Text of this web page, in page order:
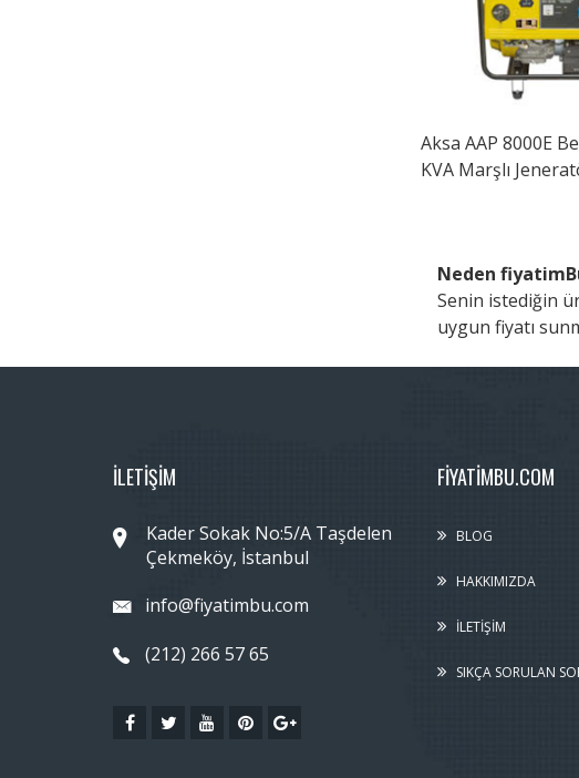
Aksa AAP 8000E
KVA Marşlı
Neden
Senin istediğin
uygun fiyatı
İLETİŞİM
Kader Sokak No:5/A Taşdelen
Çekmeköy, İstanbul
info@fiyatimbu.com
(212) 266 57 65
FIYATIMBU.COM
BLOG
HAKKIMIZDA
İLETIŞIM
SIKÇA SORULAN